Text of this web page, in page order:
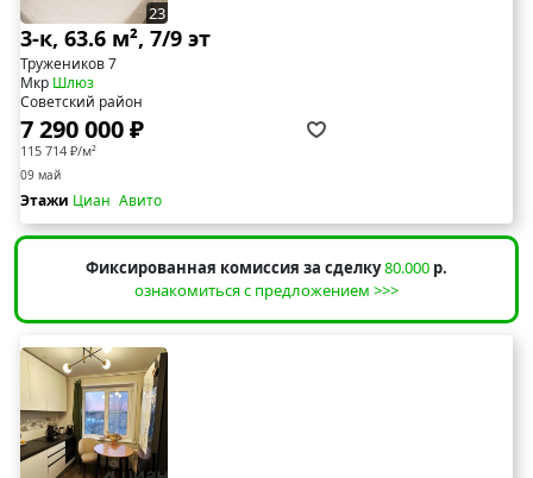
23
3-к, 63.6 м², 7/9 эт
Тружеников 7
Мкр Шлюз
Советский район
7 290 000 ₽
115 714 ₽/м²
09 май
Этажи Циан Авито
Фиксированная комиссия за сделку80.000 р.
ознакомиться с предложением >>>